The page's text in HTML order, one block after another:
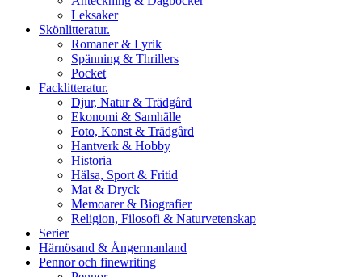
Leksaker
Skönlitteratur.
Romaner & Lyrik
Spänning & Thrillers
Pocket
Facklitteratur.
Djur, Natur & Trädgård
Ekonomi & Samhälle
Foto, Konst & Trädgård
Hantverk & Hobby
Historia
Hälsa, Sport & Fritid
Mat & Dryck
Memoarer & Biografier
Religion, Filosofi & Naturvetenskap
Serier
Härnösand & Ångermanland
Pennor och finewriting